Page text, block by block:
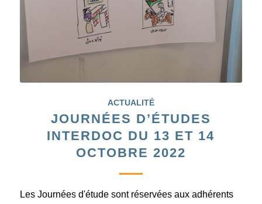
ACTUALITÉ
JOURNÉES D’ÉTUDES
INTERDOC DU 13 ET 14
OCTOBRE 2022
Les Journées d'étude sont réservées aux adhérents